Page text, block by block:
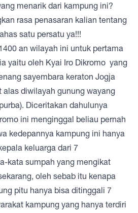
menarik dari kampung ini?
rasa penasaran kalian tentang
satu persatu ya!!!
an wilayah ini untuk pertama
yaitu oleh Kyai Iro Dikromo yang
sayembara keraton Jogja
alas diwilayah gunung wayang
Diceritakan dahulunya
ini menginggal beliau pernah
kedepannya kampung ini hanya
keluarga dari 7
kata sumpah yang mengikat
oleh sebab itu kenapa
pitu hanya bisa ditinggali 7
kampung yang hanya terdiri